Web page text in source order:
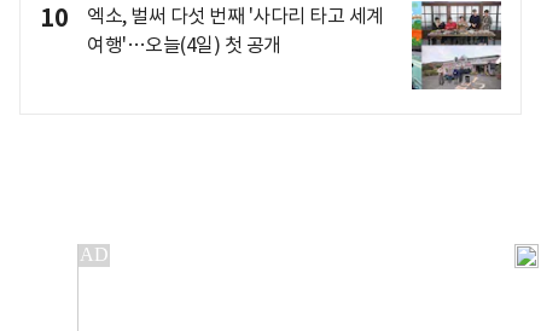
10
엑소, 벌써 다섯 번째 '사다리 타고 세계
여행'…오늘(4일) 첫 공개